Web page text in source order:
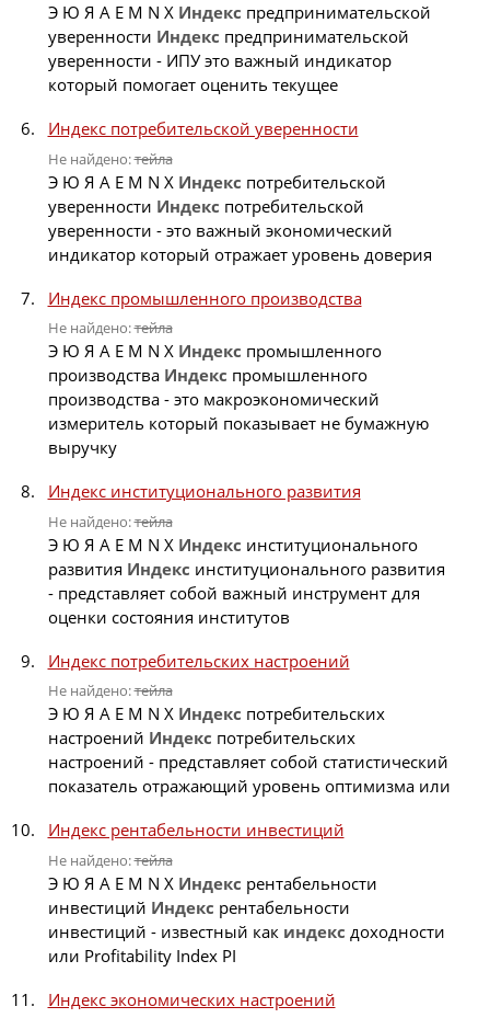
Э Ю Я A E M N X Индекс предпринимательской
уверенности Индекс предпринимательской
уверенности - ИПУ это важный индикатор
который помогает оценить текущее
Индекс потребительской уверенности
Не найдено:тейла
Э Ю Я A E M N X Индекс потребительской
уверенности Индекс потребительской
уверенности - это важный экономический
индикатор который отражает уровень доверия
Индекс промышленного производства
Не найдено:тейла
Э Ю Я A E M N X Индекс промышленного
производства Индекс промышленного
производства - это макроэкономический
измеритель который показывает не бумажную
выручку
Индекс институционального развития
Не найдено:тейла
Э Ю Я A E M N X Индекс институционального
развития Индекс институционального развития
- представляет собой важный инструмент для
оценки состояния институтов
Индекс потребительских настроений
Не найдено:тейла
Э Ю Я A E M N X Индекс потребительских
настроений Индекс потребительских
настроений - представляет собой статистический
показатель отражающий уровень оптимизма или
Индекс рентабельности инвестиций
Не найдено:тейла
Э Ю Я A E M N X Индекс рентабельности
инвестиций Индекс рентабельности
инвестиций - известный как индекс доходности
или Profitability Index PI
Индекс экономических настроений